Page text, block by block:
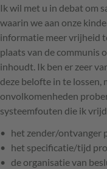
Ik wil met u in debat om
waarin we aan onze
informatie meer vrijheid
plaats van de communis
inhoudt. Ik ben er zeer
deze belofte in te lossen,
onvolkomenheden
systeemfouten die ik
het zender/ontvanger
het specificatie/tijd
de organisatie van